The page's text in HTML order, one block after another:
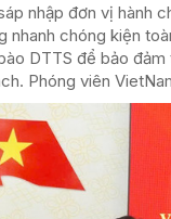
nhập đơn vị hành
nhanh chóng kiện
DTTS để bảo
Phóng viên